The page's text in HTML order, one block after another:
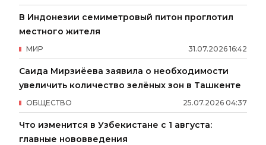
В Индонезии семиметровый питон проглотил
местного жителя
31.07.2026 16:42
МИР
Саида Мирзиёева заявила о необходимости
увеличить количество зелёных зон в Ташкенте
25.07.2026 04:37
ОБЩЕСТВО
Что изменится в Узбекистане с 1 августа:
главные нововведения